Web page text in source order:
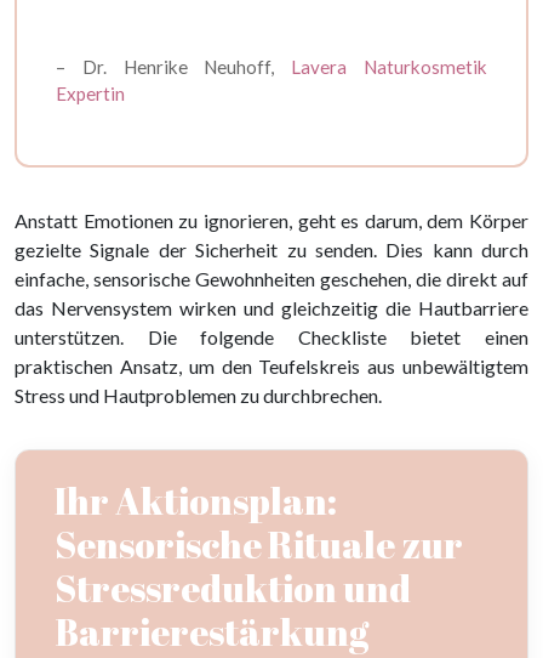
– Dr. Henrike Neuhoff, Lavera Naturkosmetik
Expertin
Anstatt Emotionen zu ignorieren, geht es darum, dem Körper
gezielte Signale der Sicherheit zu senden. Dies kann durch
einfache, sensorische Gewohnheiten geschehen, die direkt auf
das Nervensystem wirken und gleichzeitig die Hautbarriere
unterstützen. Die folgende Checkliste bietet einen
praktischen Ansatz, um den Teufelskreis aus unbewältigtem
Stress und Hautproblemen zu durchbrechen.
Ihr Aktionsplan:
Sensorische Rituale zur
Stressreduktion und
Barrierestärkung